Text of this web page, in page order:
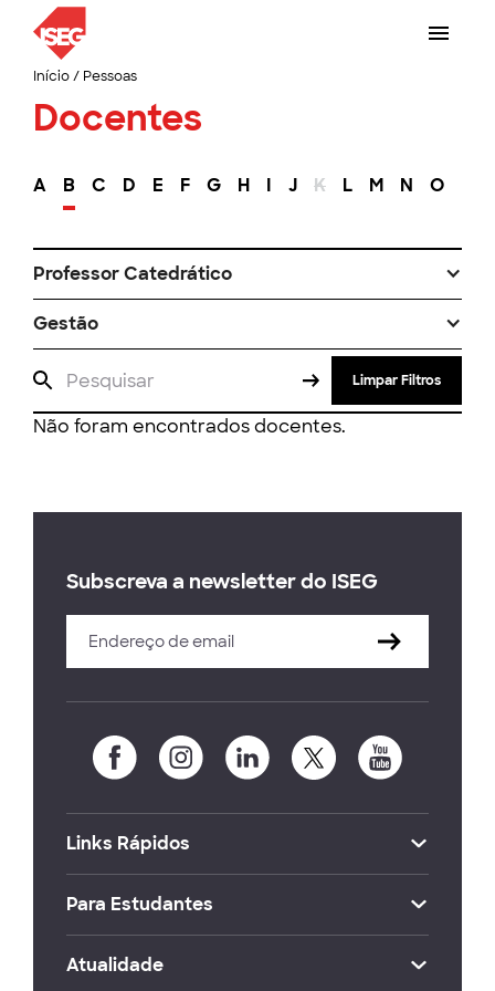
Início/ Pessoas
Docentes
A B C D E F G H I J K L M N O
Professor Catedrático
Gestão
Limpar Filtros
Não foram encontrados docentes.
Subscreva a newsletter do ISEG
Links Rápidos
Para Estudantes
Atualidade